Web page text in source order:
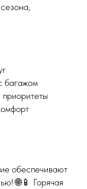
багажом
обеспечивают
🌐📱 Горячая